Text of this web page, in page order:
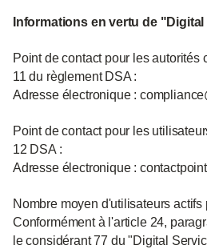
Informations en vertu de
Point de contact pour les autorités
11 du règlement DSA :
Adresse électronique :
Point de contact pour les
12 DSA :
Adresse électronique :
Nombre moyen d'utilisateurs actifs
Conformément à l'article 24,
le considérant 77 du "Digital